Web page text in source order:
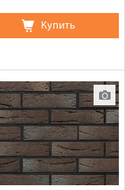
Купить